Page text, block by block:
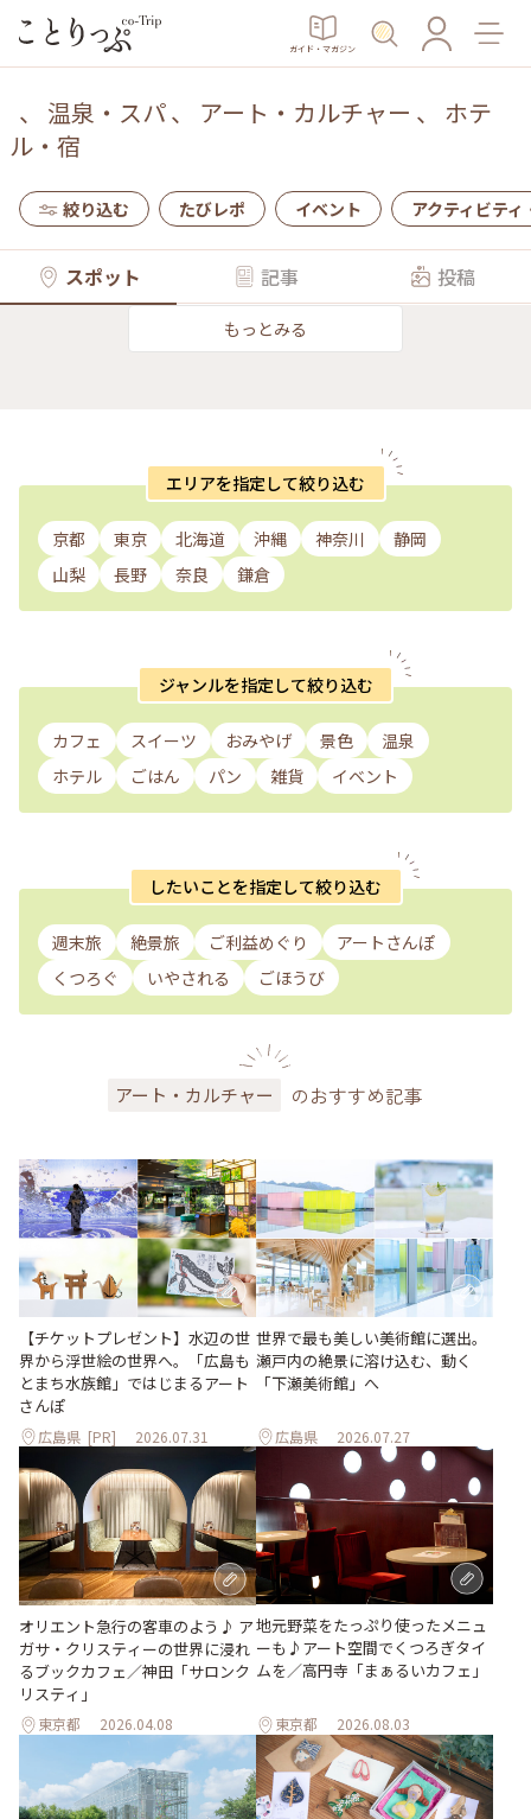
ガイド・マガジン
、 温泉・スパ、 アート・カルチャー 、 ホテ
ル・宿
絞り込む たびレポ イベント アクティビティ
スポット 記事 投稿
もっとみる
エリアを指定して絞り込む
京都 東京 北海道 沖縄 神奈川
静岡
山梨
長野 奈良 鎌倉
ジャンルを指定して絞り込む
カフェ スイーツ おみやげ 景色
温泉
ホテル
ごはん パン 雑貨 イベント
したいことを指定して絞り込む
週末旅 絶景旅 ご利益めぐり
アートさんぽ
くつろぐ
いやされる ごほうび
アート・カルチャー のおすすめ記事
【チケットプレゼント】水辺の世
界から浮世絵の世界へ。「広島も
とまち水族館」ではじまるアート
さんぽ
広島県 [PR] 2026.07.31
世界で最も美しい美術館に選出。
瀬戸内の絶景に溶け込む、動く
「下瀬美術館」へ
広島県 2026.07.27
オリエント急行の客車のよう♪ ア
ガサ・クリスティーの世界に浸れ
るブックカフェ／神田「サロンク
リスティ」
東京都 2026.04.08
地元野菜をたっぷり使ったメニュ
ーも♪アート空間でくつろぎタイ
ムを／高円寺「まぁるいカフェ」
東京都 2026.08.03